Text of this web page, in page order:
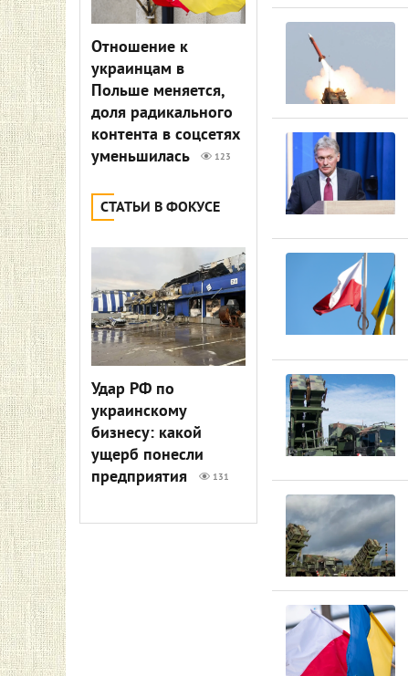
Отношение к
украинцам в
Польше меняется,
доля радикального
контента в соцсетях
уменьшилась
123
СТАТЬИ В ФОКУСЕ
Удар РФ по
украинскому
бизнесу: какой
ущерб понесли
предприятия
131